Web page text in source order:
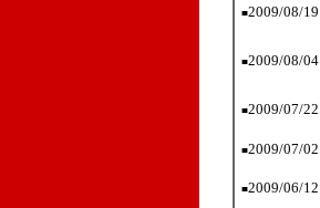
■2009/08/19
■2009/08/04
■2009/07/22
■2009/07/02
■2009/06/12